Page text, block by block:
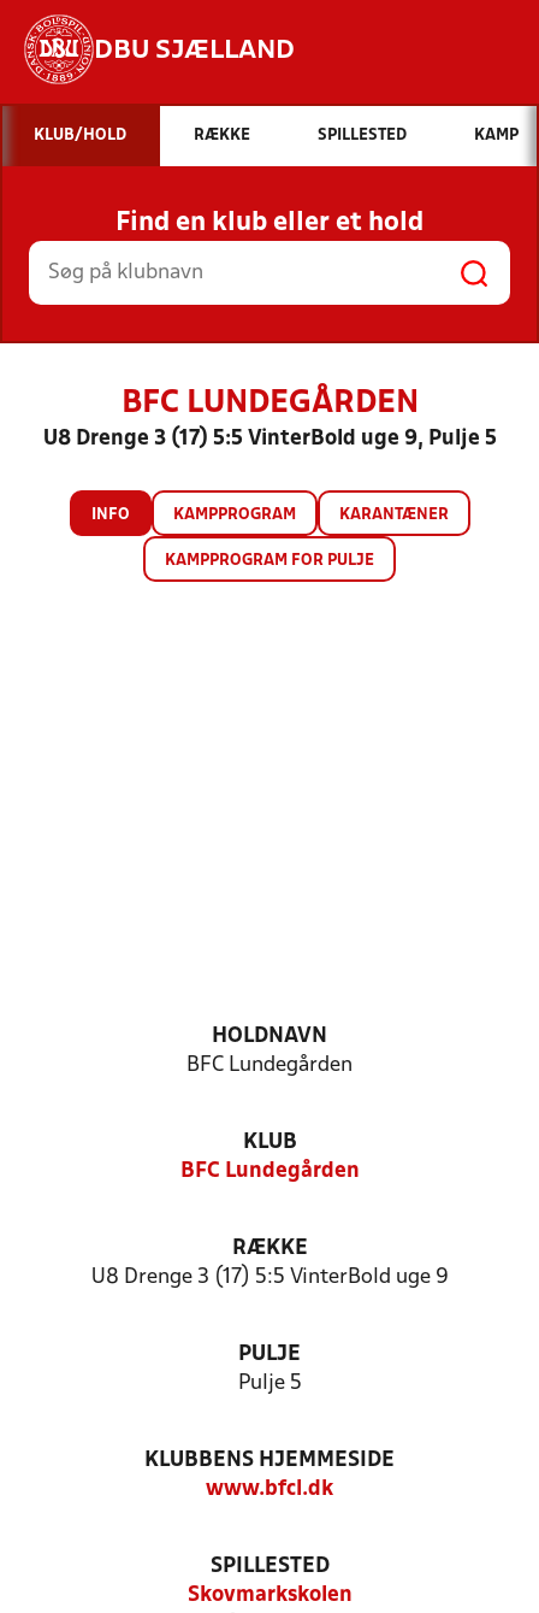
DBU SJÆLLAND
Hvad vil du søge efter?
INDHOLD OG NYHEDER
STILLINGER, RESULTATER, KLUBBER OG
HOLD
KLUB/HOLD RÆKKE SPILLESTED KAMP
Find en klub eller et hold
BFC LUNDEGÅRDEN
U8 Drenge 3 (17) 5:5 VinterBold uge 9, Pulje 5
INFO KAMPPROGRAM KARANTÆNER
KAMPPROGRAM FOR PULJE
HOLDNAVN
BFC Lundegården
KLUB
BFC Lundegården
RÆKKE
U8 Drenge 3 (17) 5:5 VinterBold uge 9
PULJE
Pulje 5
KLUBBENS HJEMMESIDE
www.bfcl.dk
SPILLESTED
Skovmarkskolen